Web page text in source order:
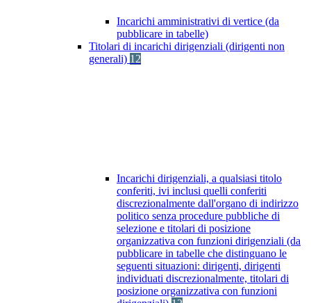
Incarichi amministrativi di vertice (da
pubblicare in tabelle)
Titolari di incarichi dirigenziali (dirigenti non
generali) 12
Incarichi dirigenziali, a qualsiasi titolo
conferiti, ivi inclusi quelli conferiti
discrezionalmente dall'organo di indirizzo
politico senza procedure pubbliche di
selezione e titolari di posizione
organizzativa con funzioni dirigenziali (da
pubblicare in tabelle che distinguano le
seguenti situazioni: dirigenti, dirigenti
individuati discrezionalmente, titolari di
posizione organizzativa con funzioni